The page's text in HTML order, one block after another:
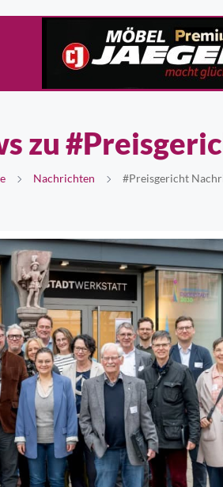
zu
Nachrichten #Preisgericht